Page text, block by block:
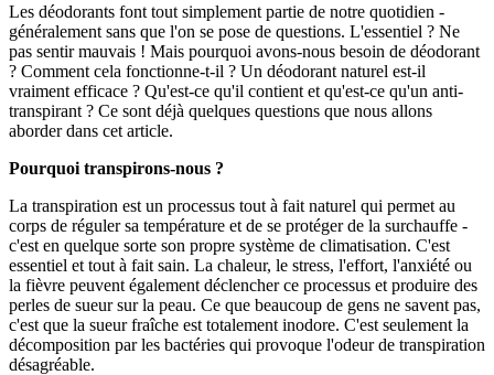
Les déodorants font tout simplement partie de notre quotidien -
généralement sans que l'on se pose de questions. L'essentiel ? Ne
pas sentir mauvais ! Mais pourquoi avons-nous besoin de déodorant
? Comment cela fonctionne-t-il ? Un déodorant naturel est-il
vraiment efficace ? Qu'est-ce qu'il contient et qu'est-ce qu'un anti-
transpirant ? Ce sont déjà quelques questions que nous allons
aborder dans cet article.
Pourquoi transpirons-nous ?
La transpiration est un processus tout à fait naturel qui permet au
corps de réguler sa température et de se protéger de la surchauffe -
c'est en quelque sorte son propre système de climatisation. C'est
essentiel et tout à fait sain. La chaleur, le stress, l'effort, l'anxiété ou
la fièvre peuvent également déclencher ce processus et produire des
perles de sueur sur la peau. Ce que beaucoup de gens ne savent pas,
c'est que la sueur fraîche est totalement inodore. C'est seulement la
décomposition par les bactéries qui provoque l'odeur de transpiration
désagréable.